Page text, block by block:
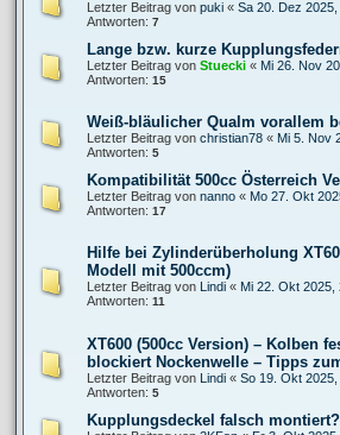
Letzter Beitrag von puki « Sa 20. Dez 2025,
Antworten: 7
Lange bzw. kurze
Letzter Beitrag von Stuecki « Mi 26. Nov
Antworten: 15
Weiß-bläulicher Qualm vorallem
Letzter Beitrag von christian78 « Mi 5. Nov
Antworten: 5
Kompatibilität 500cc Österreich
Letzter Beitrag von nanno « Mo 27. Okt
Antworten: 17
Hilfe bei Zylinderüberholung
Modell mit 500ccm)
Letzter Beitrag von Lindi « Mi 22. Okt 2025,
Antworten: 11
XT600 (500cc Version) – Kolben
blockiert Nockenwelle – Tipps
Letzter Beitrag von Lindi « So 19. Okt 2025,
Antworten: 5
Kupplungsdeckel falsch montiert?